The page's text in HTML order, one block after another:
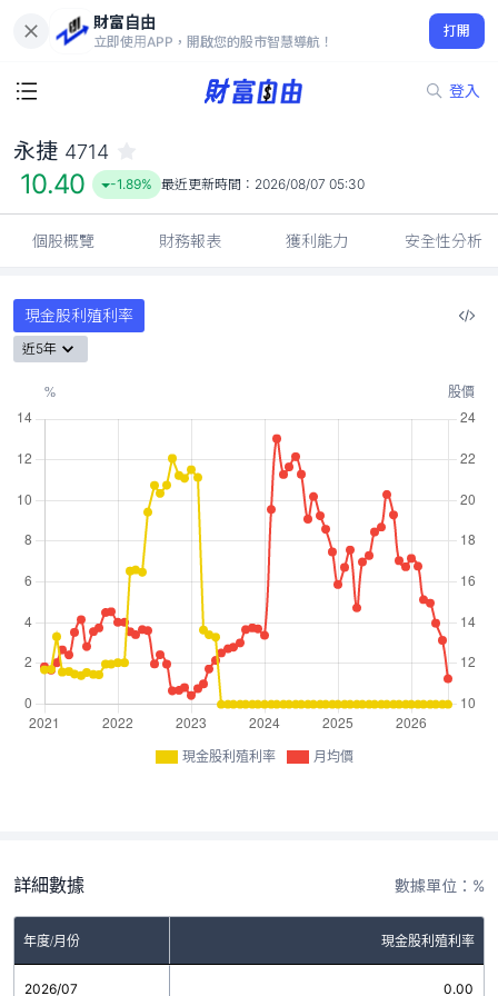
財富自由
立即使用APP，開啟您的股市智慧導航！
打開
登入
10.40
-1.89%
永捷 4714
10.40 -1.89% 最近更新時間： 2026/08/07 05:30
個股概覽 財務報表 獲利能力 安全性分析
現金股利殖利率
近5年
現金股利殖利率 月均價
詳細數據 數據單位：%
年度/月份 現金股利殖利率
2026/07 0.00